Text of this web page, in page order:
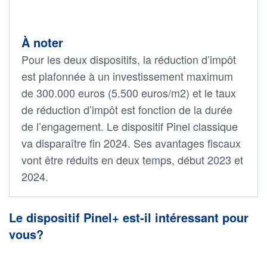
À noter
Pour les deux dispositifs, la réduction d’impôt
est plafonnée à un investissement maximum
de 300.000 euros (5.500 euros/m2) et le taux
de réduction d’impôt est fonction de la durée
de l’engagement. Le dispositif Pinel classique
va disparaître fin 2024. Ses avantages fiscaux
vont être réduits en deux temps, début 2023 et
2024.
Le dispositif Pinel+ est-il intéressant pour
vous?